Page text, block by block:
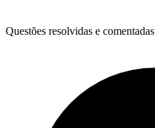
Questões resolvidas e comentadas